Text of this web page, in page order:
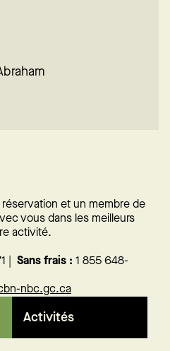
et un membre de
vous dans les meilleurs
activité.
| Sans frais : 1 855 648-
nbc.gc.ca
Activités